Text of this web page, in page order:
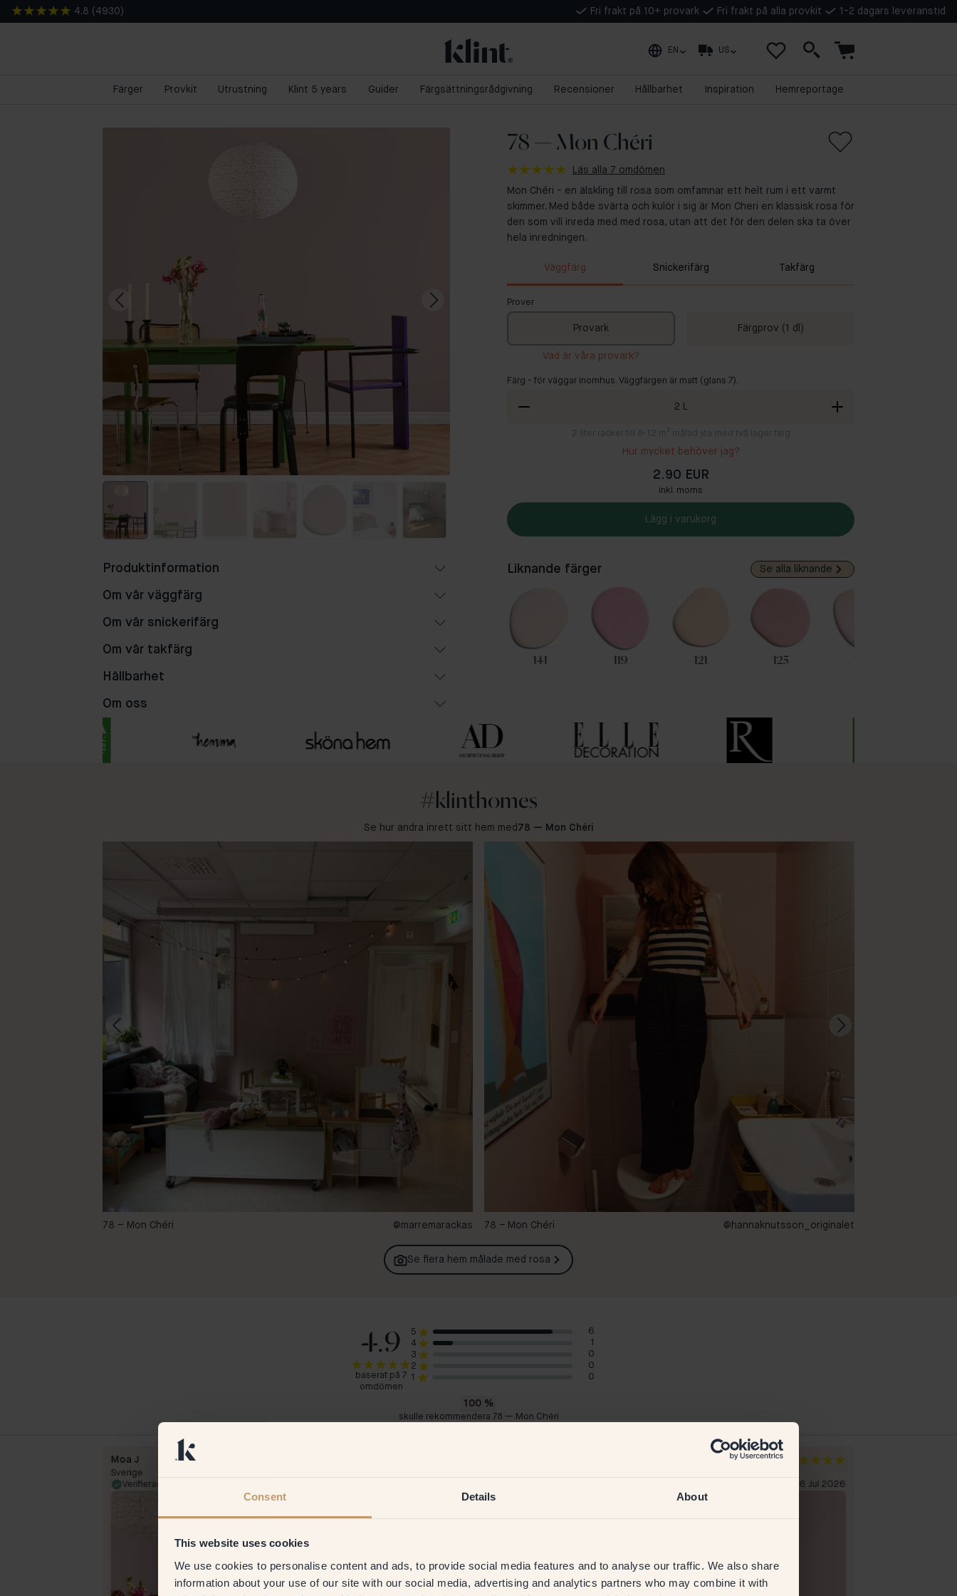
Consent Details About
This website uses cookies
We use cookies to personalise content and ads, to provide social media features and to analyse our traffic. We also share
information about your use of our site with our social media, advertising and analytics partners who may combine it with
4.8 ( 4930 ) Fri frakt på 10+ provark Fri frakt på alla provkit 1-2 dagars leveranstid
EN US
Färger Provkit Utrustning Klint 5 years Guider Färgsättningsrådgivning Recensioner Hållbarhet Inspiration Hemreportage
78 — Mon Chéri
Läs alla 7 omdömen
Mon Chéri - en älskling till rosa som omfamnar ett helt rum i ett varmt
skimmer. Med både svärta och kulör i sig är Mon Cheri en klassisk rosa för
den som vill inreda med med rosa, utan att det för den delen ska ta över
hela inredningen.
Väggfärg Snickerifärg Takfärg
Prover
Provark Färgprov (1 dl)
Vad är våra provark?
Färg - för väggar inomhus. Väggfärgen är matt (glans 7).
2 L
2 liter räcker till 8-12 m² målad yta med två lager färg
Hur mycket behöver jag?
2.90 EUR
inkl. moms
Lägg i varukorg
Liknande färger Se alla liknande
141 119 121 125 128
Produktinformation
Om vår väggfärg
Om vår snickerifärg
Om vår takfärg
Hållbarhet
Om oss
#klinthomes
Se hur andra inrett sitt hem med 78 — Mon Chéri
78 – Mon Chéri @marremarackas 78 – Mon Chéri @hannaknutsson_originalet
Se flera hem målade med rosa
4.9
baserat på 7
omdömen
5
6
4
1
3
0
2
0
1
0
100 %
skulle rekommendera 78 — Mon Chéri
Moa J
Sverige
Verifierad kund
6 Jul 2026